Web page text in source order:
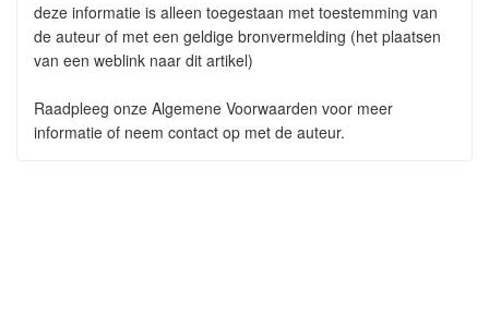
deze informatie is alleen toegestaan met toestemming van
de auteur of met een geldige bronvermelding (het plaatsen
van een weblink naar dit artikel)
Raadpleeg onze Algemene Voorwaarden voor meer
informatie of neem contact op met de auteur.